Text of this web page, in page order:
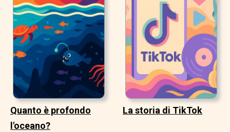
Quanto è profondo
l'oceano?
La storia di TikTok